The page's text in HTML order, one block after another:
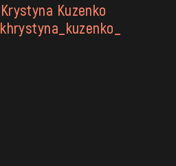
Krystyna Kuzenko
_khrystyna_kuzenko_